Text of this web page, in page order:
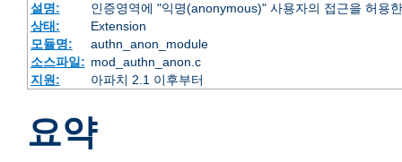
설명:
인증영역에 "익명(anonymous)" 사용자의 접근을 허용
상태:
Extension
모듈명:
authn_anon_module
소스파일: mod_authn_anon.c
지원:
아파치 2.1 이후부터
요약